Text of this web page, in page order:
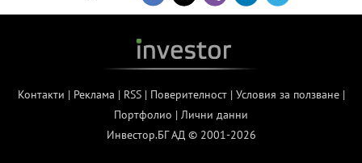
Контакти | Реклама | RSS| Поверителност| Условия за ползване|
Портфолио | Лични данни
Инвестор.БГ АД © 2001-2026